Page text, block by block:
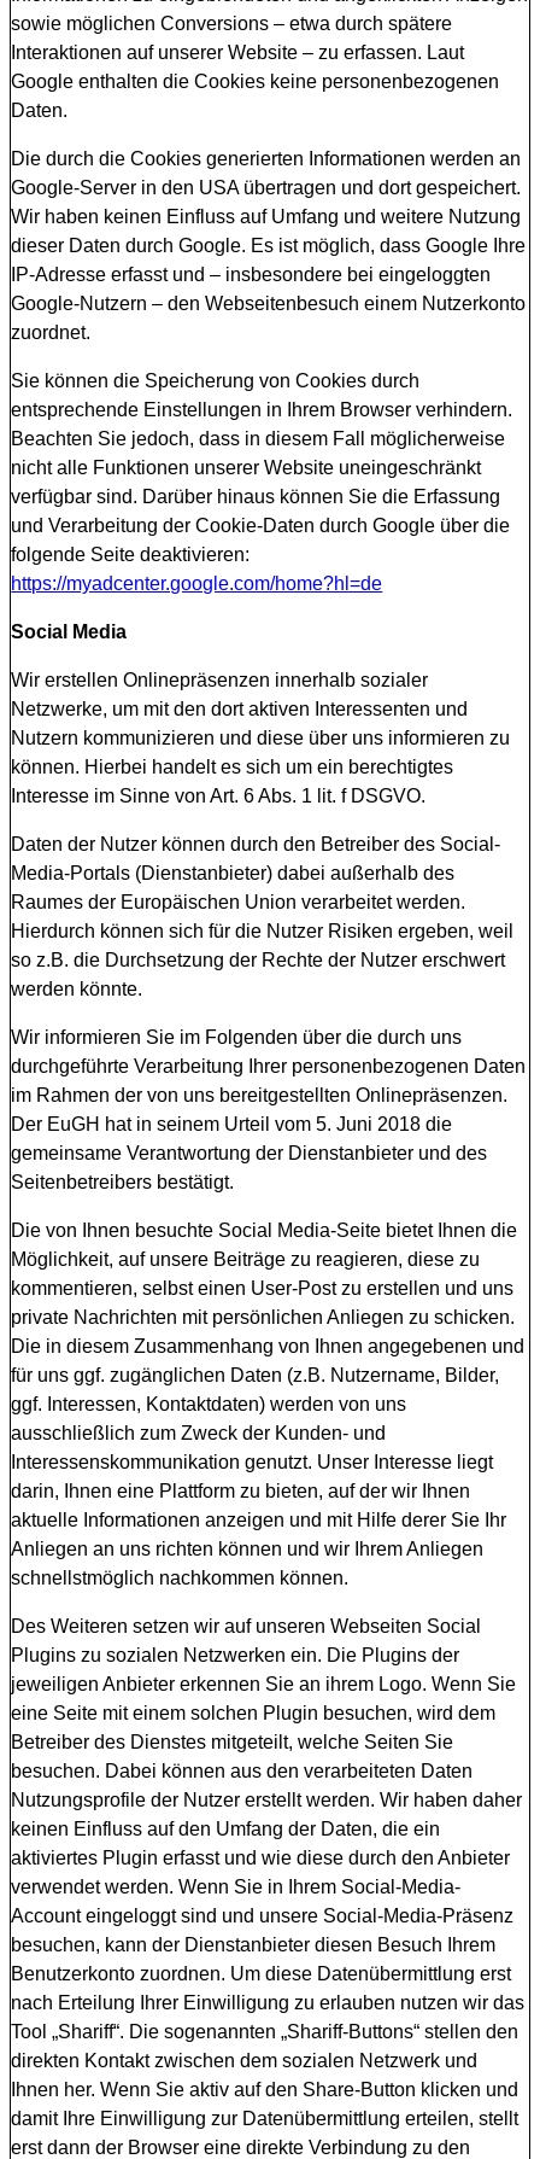
sowie möglichen Conversions – etwa durch spätere
Interaktionen auf unserer Website – zu erfassen. Laut
Google enthalten die Cookies keine personenbezogenen
Daten.
Die durch die Cookies generierten Informationen werden an
Google-Server in den USA übertragen und dort gespeichert.
Wir haben keinen Einfluss auf Umfang und weitere Nutzung
dieser Daten durch Google. Es ist möglich, dass Google Ihre
IP-Adresse erfasst und – insbesondere bei eingeloggten
Google-Nutzern – den Webseitenbesuch einem Nutzerkonto
zuordnet.
Sie können die Speicherung von Cookies durch
entsprechende Einstellungen in Ihrem Browser verhindern.
Beachten Sie jedoch, dass in diesem Fall möglicherweise
nicht alle Funktionen unserer Website uneingeschränkt
verfügbar sind. Darüber hinaus können Sie die Erfassung
und Verarbeitung der Cookie-Daten durch Google über die
folgende Seite deaktivieren:
https://myadcenter.google.com/home?hl=de
Social Media
Wir erstellen Onlinepräsenzen innerhalb sozialer
Netzwerke, um mit den dort aktiven Interessenten und
Nutzern kommunizieren und diese über uns informieren zu
können. Hierbei handelt es sich um ein berechtigtes
Interesse im Sinne von Art. 6 Abs. 1 lit. f DSGVO.
Daten der Nutzer können durch den Betreiber des Social-
Media-Portals (Dienstanbieter) dabei außerhalb des
Raumes der Europäischen Union verarbeitet werden.
Hierdurch können sich für die Nutzer Risiken ergeben, weil
so z.B. die Durchsetzung der Rechte der Nutzer erschwert
werden könnte.
Wir informieren Sie im Folgenden über die durch uns
durchgeführte Verarbeitung Ihrer personenbezogenen Daten
im Rahmen der von uns bereitgestellten Onlinepräsenzen.
Der EuGH hat in seinem Urteil vom 5. Juni 2018 die
gemeinsame Verantwortung der Dienstanbieter und des
Seitenbetreibers bestätigt.
Die von Ihnen besuchte Social Media-Seite bietet Ihnen die
Möglichkeit, auf unsere Beiträge zu reagieren, diese zu
kommentieren, selbst einen User-Post zu erstellen und uns
private Nachrichten mit persönlichen Anliegen zu schicken.
Die in diesem Zusammenhang von Ihnen angegebenen und
für uns ggf. zugänglichen Daten (z.B. Nutzername, Bilder,
ggf. Interessen, Kontaktdaten) werden von uns
ausschließlich zum Zweck der Kunden- und
Interessenskommunikation genutzt. Unser Interesse liegt
darin, Ihnen eine Plattform zu bieten, auf der wir Ihnen
aktuelle Informationen anzeigen und mit Hilfe derer Sie Ihr
Anliegen an uns richten können und wir Ihrem Anliegen
schnellstmöglich nachkommen können.
Des Weiteren setzen wir auf unseren Webseiten Social
Plugins zu sozialen Netzwerken ein. Die Plugins der
jeweiligen Anbieter erkennen Sie an ihrem Logo. Wenn Sie
eine Seite mit einem solchen Plugin besuchen, wird dem
Betreiber des Dienstes mitgeteilt, welche Seiten Sie
besuchen. Dabei können aus den verarbeiteten Daten
Nutzungsprofile der Nutzer erstellt werden. Wir haben daher
keinen Einfluss auf den Umfang der Daten, die ein
aktiviertes Plugin erfasst und wie diese durch den Anbieter
verwendet werden. Wenn Sie in Ihrem Social-Media-
Account eingeloggt sind und unsere Social-Media-Präsenz
besuchen, kann der Dienstanbieter diesen Besuch Ihrem
Benutzerkonto zuordnen. Um diese Datenübermittlung erst
nach Erteilung Ihrer Einwilligung zu erlauben nutzen wir das
Tool „Shariff“. Die sogenannten „Shariff-Buttons“ stellen den
direkten Kontakt zwischen dem sozialen Netzwerk und
Ihnen her. Wenn Sie aktiv auf den Share-Button klicken und
damit Ihre Einwilligung zur Datenübermittlung erteilen, stellt
erst dann der Browser eine direkte Verbindung zu den